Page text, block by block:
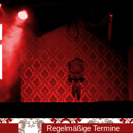
Regelmäßige Termine